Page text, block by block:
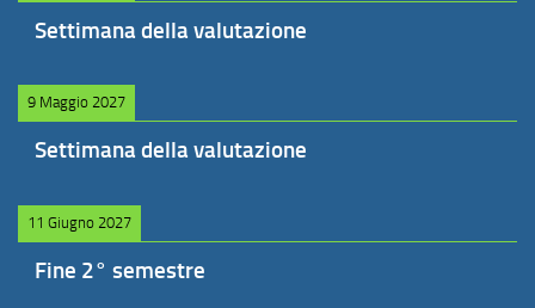
Settimana della valutazione
9 Maggio 2027
Settimana della valutazione
11 Giugno 2027
Fine 2° semestre